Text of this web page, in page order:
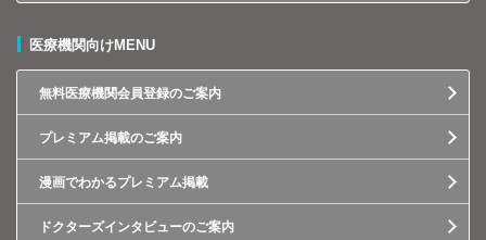
医療機関向けMENU
無料医療機関会員登録のご案内
プレミアム掲載のご案内
漫画でわかるプレミアム掲載
ドクターズインタビューのご案内